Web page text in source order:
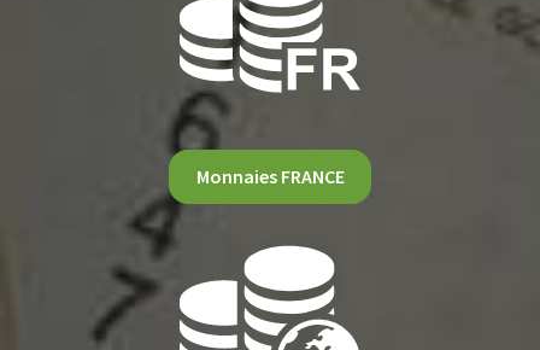
Monnaies FRANCE